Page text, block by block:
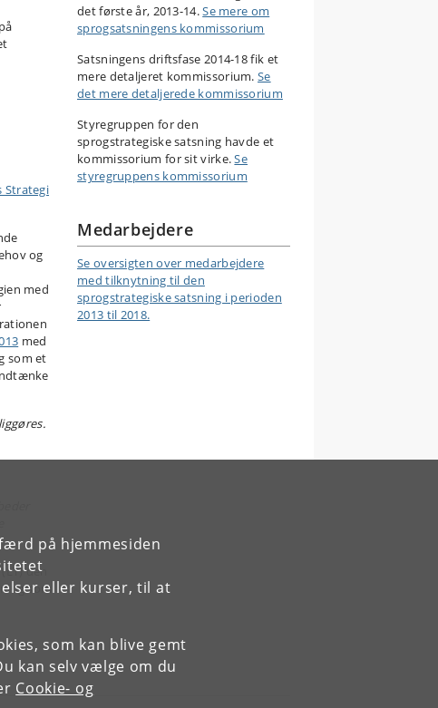
på hjemmesiden
eller kurser, til at
som kan blive gemt
kan selv vælge om du
Cookie- og
Strategi
og
med
med
som et
den
som
det første år, 2013-14.Se mere om
sprogsatsningens kommissorium
Satsningens driftsfase 2014-18 fik et
mere detaljeret kommissorium.Se
det mere detaljerede kommissorium
Styregruppen for den
sprogstrategiske satsning havde et
kommissorium for sit virke.Se
styregruppens kommissorium
Medarbejdere
Se oversigten over medarbejdere
med tilknytning til den
sprogstrategiske satsning i perioden
2013 til 2018.